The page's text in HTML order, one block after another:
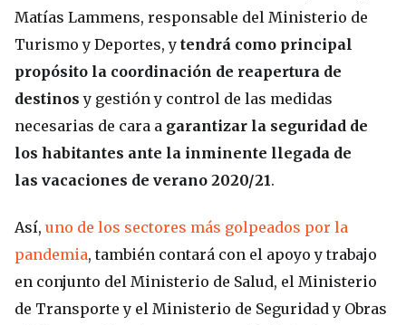
Matías Lammens, responsable del Ministerio de
Turismo y Deportes, y tendrá como principal
propósito la coordinación de reapertura de
destinosy gestión y control de las medidas
necesarias de cara a garantizar la seguridad de
los habitantes ante la inminente llegada de
las vacaciones de verano 2020/21.
Así, uno de los sectores más golpeados por la
pandemia, también contará con el apoyo y trabajo
en conjunto del Ministerio de Salud, el Ministerio
de Transporte y el Ministerio de Seguridad y Obras